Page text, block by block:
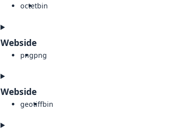
octetbin
Webside
pngpng
Webside
geotiffbin